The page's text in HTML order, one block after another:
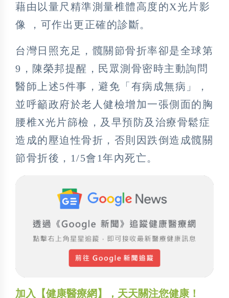
藉由以量尺精準測量椎體高度的X光片影
像 ，可作出更正確的診斷。
台灣日照充足，髖關節骨折率卻是全球第
9，陳榮邦提醒，民眾測骨密時主動詢問
醫師上述5件事，避免「有病成無病」，
並呼籲政府於老人健檢增加一張側面的胸
腰椎X光片篩檢，及早預防及治療骨鬆症
造成的壓迫性骨折，否則因跌倒造成髖關
節骨折後，1/5會1年內死亡。
加入【健康醫療網】，天天關注您健康！